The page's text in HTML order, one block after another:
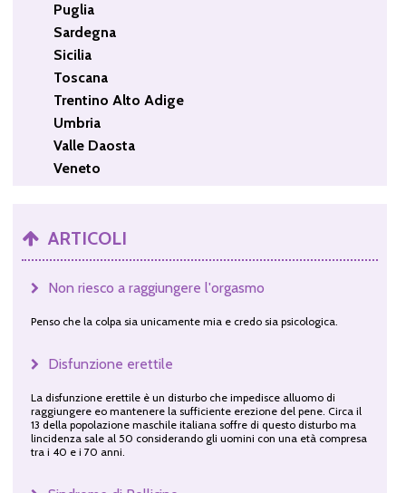
Puglia
Sardegna
Sicilia
Toscana
Trentino Alto Adige
Umbria
Valle Daosta
Veneto
ARTICOLI
Non riesco a raggiungere l'orgasmo
Penso che la colpa sia unicamente mia e credo sia psicologica.
Disfunzione erettile
La disfunzione erettile è un disturbo che impedisce alluomo di
raggiungere eo mantenere la sufficiente erezione del pene. Circa il
13 della popolazione maschile italiana soffre di questo disturbo ma
lincidenza sale al 50 considerando gli uomini con una età compresa
tra i 40 e i 70 anni.